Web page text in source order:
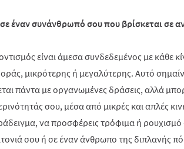
έναν συνάνθρωπό σου που βρίσκεται σε
είναι άμεσα συνδεδεμένος με κάθε
μικρότερης ή μεγαλύτερης. Αυτό
πάντα με οργανωμένες δράσεις, αλλά
σου, μέσα από μικρές και απλές
να προσφέρεις τρόφιμα ή ρουχισμό
σου ή σε έναν άνθρωπο της διπλανής